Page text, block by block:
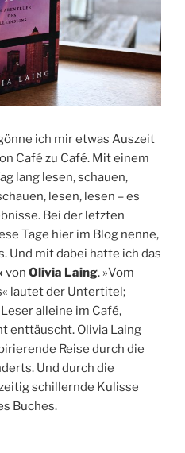
ich mir etwas Auszeit
Café zu Café. Mit einem
lang lesen, schauen,
lesen, lesen – es
Bei der letzten
Tage hier im Blog nenne,
Und mit dabei hatte ich das
von Olivia Laing. »Vom
lautet der Untertitel;
alleine im Café,
enttäuscht. Olivia Laing
Reise durch die
Und durch die
schillernde Kulisse
Buches.